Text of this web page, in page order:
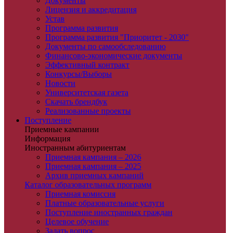
Лицензия и аккредитация
Устав
Программа развития
Программа развития "Приоритет - 2030"
Документы по самообследованию
Финансово-экономические документы
Эффективный контракт
Конкурсы/Выборы
Новости
Университетская газета
Скачать брендбук
Реализованные проекты
Поступление
Приемные кампании
Информация
Иностранным абитуриентам
Приемная кампания – 2026
Приемная кампания – 2025
Архив приемных кампаний
Каталог образовательных программ
Приемная комиссия
Платные образовательные услуги
Поступление иностранных граждан
Целевое обучение
Задать вопрос